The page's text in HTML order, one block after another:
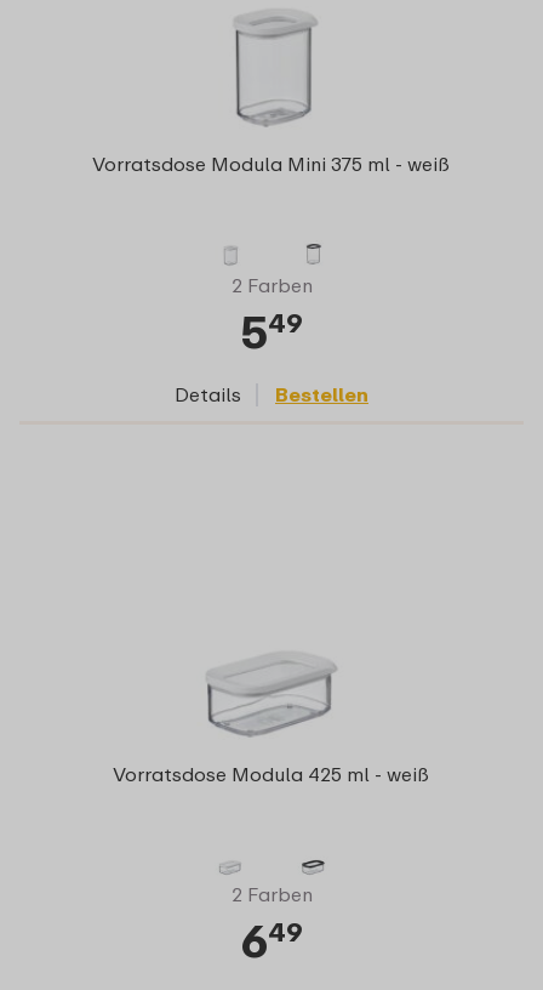
Vorratsdose Modula Mini 375 ml - weiß
2 Farben
549
Details Bestellen
Vorratsdose Modula 425 ml - weiß
2 Farben
649